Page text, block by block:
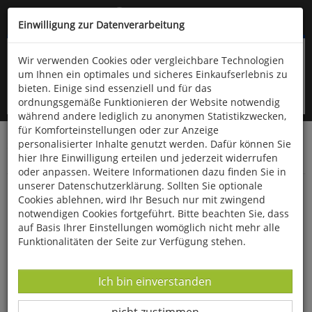
Kompletten Head der Seite überspringen
oder (06766) 9323-960
Startseite Bücher Downloads
Zeitschriften
Der Falke
Die Sahara-Population der Marmelente
Einwilligung zur Datenverarbeitung
Wir verwenden Cookies oder vergleichbare Technologien
um Ihnen ein optimales und sicheres Einkaufserlebnis zu
bieten. Einige sind essenziell und für das
ordnungsgemäße Funktionieren der Website notwendig
während andere lediglich zu anonymen Statistikzwecken,
für Komforteinstellungen oder zur Anzeige
personalisierter Inhalte genutzt werden. Dafür können Sie
hier Ihre Einwilligung erteilen und jederzeit widerrufen
oder anpassen. Weitere Informationen dazu finden Sie in
unserer Datenschutzerklärung. Sollten Sie optionale
Cookies ablehnen, wird Ihr Besuch nur mit zwingend
notwendigen Cookies fortgeführt. Bitte beachten Sie, dass
auf Basis Ihrer Einstellungen womöglich nicht mehr alle
Funktionalitäten der Seite zur Verfügung stehen.
Datenverarbeitung -
Ich bin einverstanden